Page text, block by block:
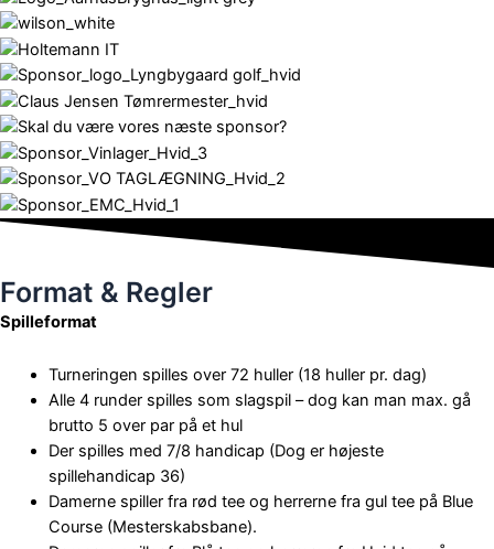
Format & Regler
Spilleformat
Turneringen spilles over 72 huller (18 huller pr. dag)
Alle 4 runder spilles som slagspil – dog kan man max. gå
brutto 5 over par på et hul
Der spilles med 7/8 handicap (Dog er højeste
spillehandicap 36)
Damerne spiller fra rød tee og herrerne fra gul tee på Blue
Course (Mesterskabsbane).